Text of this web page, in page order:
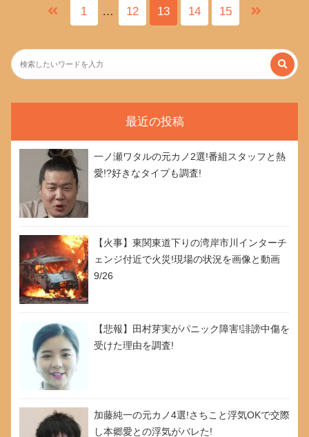
1 … 12 13 14 15
最近の投稿
一ノ瀬ワタルの元カノ2選!番組スタッフと熱
愛!?好きなタイプも調査!
【火事】東関東道下りの湾岸市川インターチ
ェンジ付近で火災!現場の状況を画像と動画
9/26
【悲報】田村芽実がパニック障害!誹謗中傷を
受けた理由を調査!
加藤純一の元カノ4選!さちこと浮気OKで交際
し本郷愛との浮気がバレた!